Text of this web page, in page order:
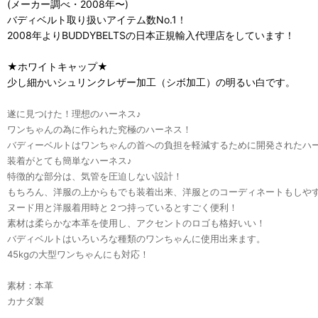
(メーカー調べ・2008年〜)
バディベルト取り扱いアイテム数No.1！
2008年よりBUDDYBELTSの日本正規輸入代理店をしています！
★ホワイトキャップ★
少し細かいシュリンクレザー加工（シボ加工）の明るい白です。
遂に見つけた！理想のハーネス♪
ワンちゃんの為に作られた究極のハーネス！
バディーベルトはワンちゃんの首への負担を軽減するために開発されたハ
装着がとても簡単なハーネス♪
特徴的な部分は、気管を圧迫しない設計！
もちろん、洋服の上からもでも装着出来、洋服とのコーディネートもしや
ヌード用と洋服着用時と２つ持っているとすごく便利！
素材は柔らかな本革を使用し、アクセントのロゴも格好いい！
バディベルトはいろいろな種類のワンちゃんに使用出来ます。
45kgの大型ワンちゃんにも対応！
素材：本革
カナダ製